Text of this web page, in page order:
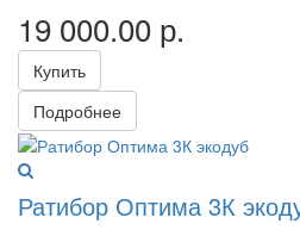
19 000.00 р.
Купить
Подробнее
Ратибор Оптима 3К